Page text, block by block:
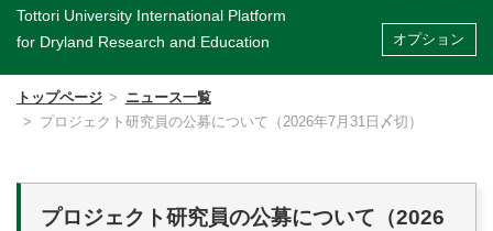
Tottori University International Platform
for Dryland Research and Education
オプション
トップページ
ニュース一覧
プロジェクト研究員の公募について（2026年7月31日〆切）
プロジェクト研究員の公募について（2026